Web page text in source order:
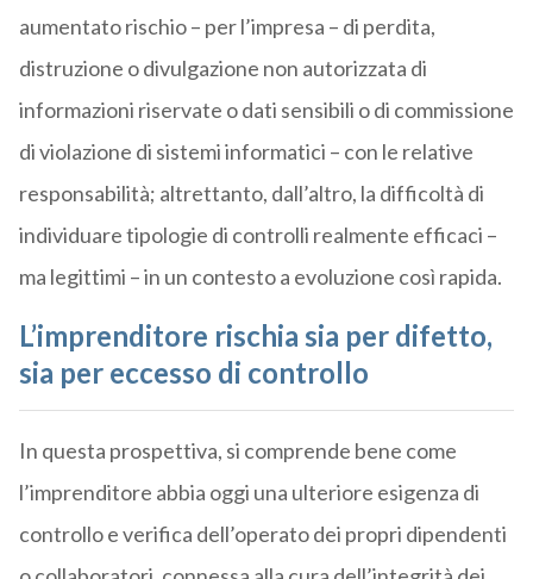
aumentato rischio – per l’impresa – di perdita,
distruzione o divulgazione non autorizzata di
informazioni riservate o dati sensibili o di commissione
di violazione di sistemi informatici – con le relative
responsabilità; altrettanto, dall’altro, la difficoltà di
individuare tipologie di controlli realmente efficaci –
ma legittimi – in un contesto a evoluzione così rapida.
L’imprenditore rischia sia per difetto,
sia per eccesso di controllo
In questa prospettiva, si comprende bene come
l’imprenditore abbia oggi una ulteriore esigenza di
controllo e verifica dell’operato dei propri dipendenti